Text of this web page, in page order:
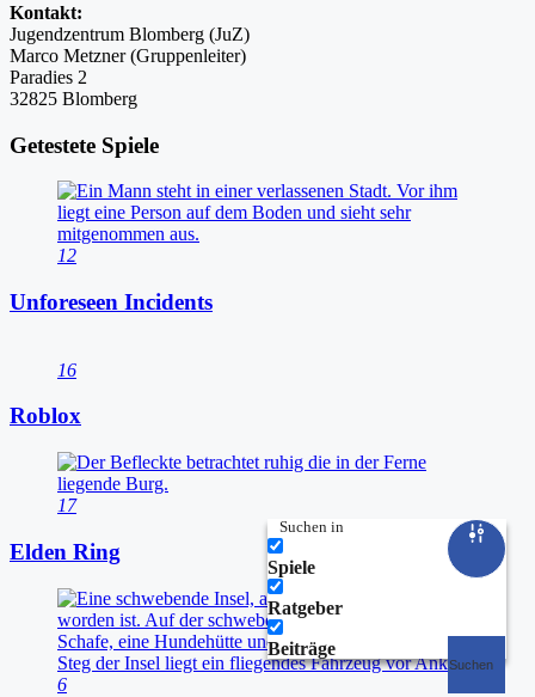
Suchen
Suchen in
Spiele
Ratgeber
Beiträge
Kontakt:
Jugendzentrum Blomberg (JuZ)
Marco Metzner (Gruppenleiter)
Paradies 2
32825 Blomberg
Getestete Spiele
12
Unforeseen Incidents
16
Roblox
17
Elden Ring
6